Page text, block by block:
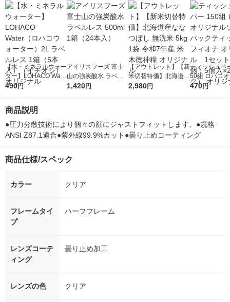
【水・ミネラルウォー
ター】LOHACO Wate
r（ロハコウォータ
シ） オリジナル
490円
アイリスフーズ 富士
山の強炭酸水 ラベル
レス 500ml 1箱（24
1,420円
【アウトレット】【新
米切替特価】北海道産
ななつぼし 無洗米 5k
2,980円
ティッシュペ
50組 ロハコ
ルソフトパッ
オリジナル
470円
商品説明
●圧力分散技術により個々の顔にジャストフィットします。●規格
ANSI Z87.1適合●紫外線99.9%カット●曇り止めコーティング
商品仕様/スペック
カラー クリア
フレームタイ
プ
ハーフフレーム
レンズコーテ
ィング
曇り止め加工
レンズの色 クリア